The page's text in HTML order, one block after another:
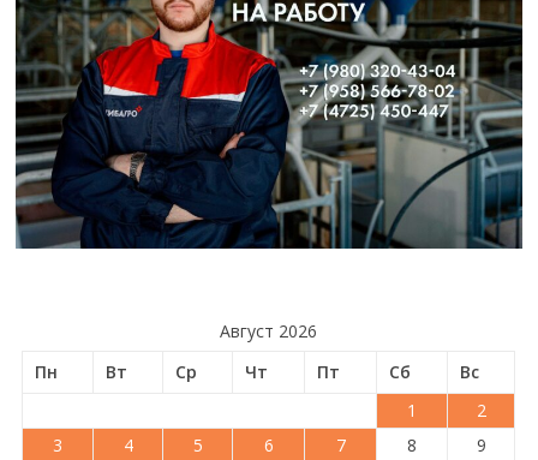
Август 2026
Пн
Вт Ср Чт Пт Сб
Вс
1
2
3
4 5 6 7 8 9